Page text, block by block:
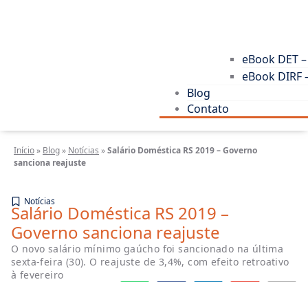
eBook DET
eBook DIRF
Blog
Contato
Início» Blog» Notícias »Salário Doméstica RS 2019 – Governo
sanciona reajuste
Notícias
Salário Doméstica RS 2019 –
Governo sanciona reajuste
O novo salário mínimo gaúcho foi sancionado na última
sexta-feira (30). O reajuste de 3,4%, com efeito retroativo
à fevereiro